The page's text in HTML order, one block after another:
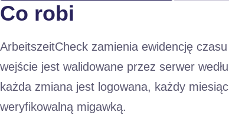
Co robi
ArbeitszeitCheck zamienia ewidencję
wejście jest walidowane przez serwer
każda zmiana jest logowana, każdy
weryfikowalną migawką.